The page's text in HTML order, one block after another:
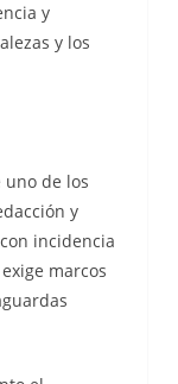
y
y los
de los
y
incidencia
marcos